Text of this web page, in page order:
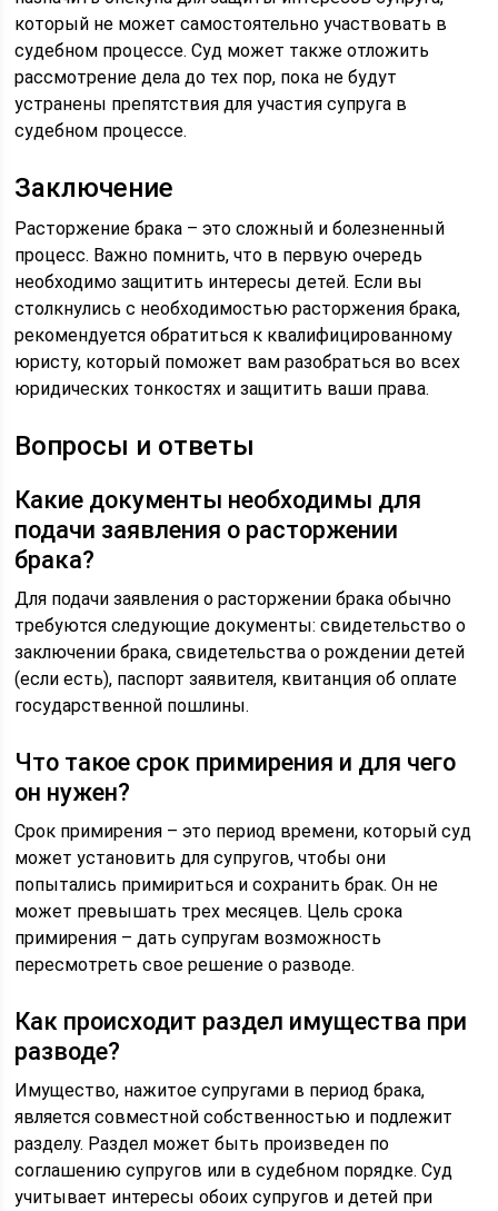
который не может самостоятельно участвовать в
судебном процессе. Суд может также отложить
рассмотрение дела до тех пор, пока не будут
устранены препятствия для участия супруга в
судебном процессе.
Заключение
Расторжение брака – это сложный и болезненный
процесс. Важно помнить, что в первую очередь
необходимо защитить интересы детей. Если вы
столкнулись с необходимостью расторжения брака,
рекомендуется обратиться к квалифицированному
юристу, который поможет вам разобраться во всех
юридических тонкостях и защитить ваши права.
Вопросы и ответы
Какие документы необходимы для
подачи заявления о расторжении
брака?
Для подачи заявления о расторжении брака обычно
требуются следующие документы: свидетельство о
заключении брака, свидетельства о рождении детей
(если есть), паспорт заявителя, квитанция об оплате
государственной пошлины.
Что такое срок примирения и для чего
он нужен?
Срок примирения – это период времени, который суд
может установить для супругов, чтобы они
попытались примириться и сохранить брак. Он не
может превышать трех месяцев. Цель срока
примирения – дать супругам возможность
пересмотреть свое решение о разводе.
Как происходит раздел имущества при
разводе?
Имущество, нажитое супругами в период брака,
является совместной собственностью и подлежит
разделу. Раздел может быть произведен по
соглашению супругов или в судебном порядке. Суд
учитывает интересы обоих супругов и детей при